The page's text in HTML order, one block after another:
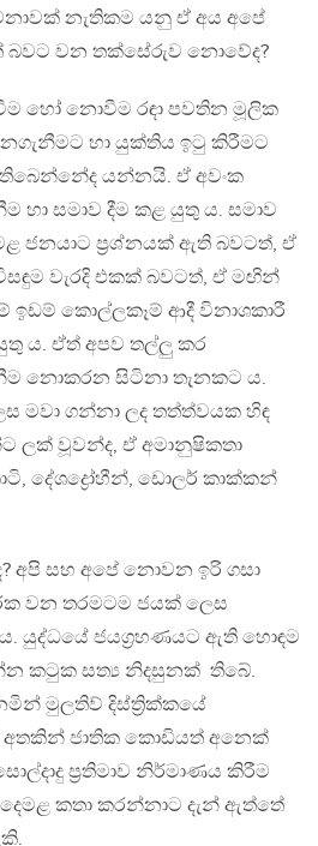
නැතිකම යනු ඒ අය අපේ
වන තක්සේරුව නොවේද?
වීම හෝ නොවීම රඳා පවතින මූලික
හා යුක්තිය ඉටු කිරීමට
යන්නයි. ඒ අවංක
හා සමාව දීම කළ යුතු ය. සමාව
ජනයාට ප්‍රශ්නයක් ඇති බවටත්, ඒ
වැරදි එකක් බවටත්, ඒ මඟින්
ඉඩම් කොල්ලකෑම් ආදී විනාශකාරී
ය. ඒත් අපව තල්ලු කර
නොකරන සිටිනා තැනකට ය.
මවා ගන්නා ලද තත්ත්වයක හිඳ
ලක් වූවන්ද, ඒ අමානුෂිකතා
දේශද්‍රෝහීන්, ඩොලර් කාක්කන්
අපි සහ අපේ නොවන ඉරි ගසා
වන තරමටම ජයක් ලෙස
යුද්ධයේ ජයග්‍රහණයට ඇති හොඳම
කටුක සත්‍ය නිදසුනක් තිබේ.
මුලතිව් දිස්ත්‍රික්කයේ
අතකින් ජාතික කොඩියත් අනෙක්
ප්‍රතිමාව නිර්මාණය කිරීම
කතා කරන්නාට දැන් ඇත්තේ